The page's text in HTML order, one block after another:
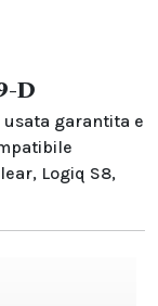
D
usata garantita e
Logiq S8,